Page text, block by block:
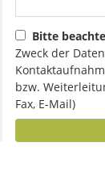
Bitte
Zweck der
bzw.
Fax, E-Mail)